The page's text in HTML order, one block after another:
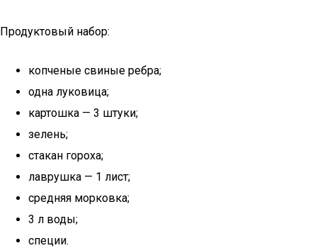
Продуктовый набор:
копченые свиные ребра;
одна луковица;
картошка — 3 штуки;
зелень;
стакан гороха;
лаврушка — 1 лист;
средняя морковка;
3 л воды;
специи.